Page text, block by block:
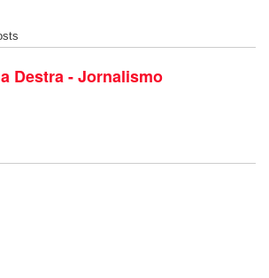
Destra - Jornalismo